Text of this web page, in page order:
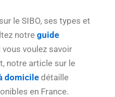
le SIBO, ses types et
notreguide
vous voulez savoir
notre article sur le
domicile détaille
en France.